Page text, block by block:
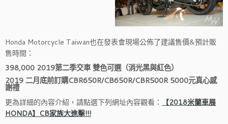
Honda Motorcycle Taiwan也在發表會現場公佈了建議售價&預計販
售時間：
398,000 2019第二季交車 雙色可選（消光黑與紅色）
2019 二月底前訂購CBR650R/CB650R/CBR500R 5000元真心感
謝禮
更為詳細的內容介紹，請點選下列網址內容觀看：
【2018米蘭車展
HONDA】CB家族大進擊!!!